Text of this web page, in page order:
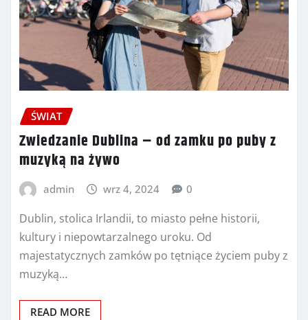
ŚWIAT
Zwiedzanie Dublina – od zamku po puby z
muzyką na żywo
admin wrz 4, 2024 0
Dublin, stolica Irlandii, to miasto pełne historii,
kultury i niepowtarzalnego uroku. Od
majestatycznych zamków po tętniące życiem puby z
muzyką…
READ MORE